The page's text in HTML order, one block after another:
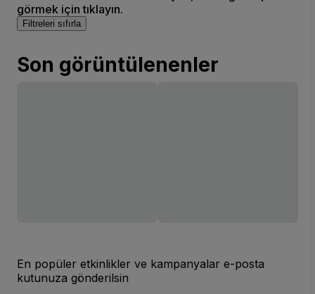
görmek için tıklayın.
Filtreleri sıfırla
Son görüntülenenler
En popüler etkinlikler ve kampanyalar e-posta
kutunuza gönderilsin